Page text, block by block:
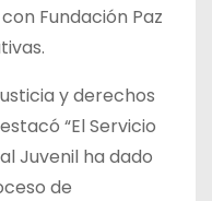
Fundación Paz
y derechos
“El Servicio
Juvenil ha dado
de